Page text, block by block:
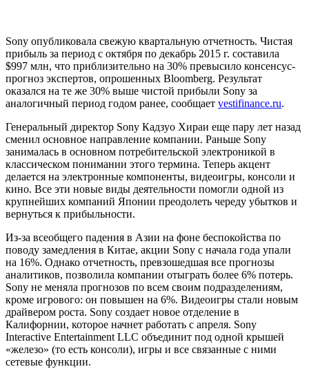
Sony опубликовала свежую квартальную отчетность. Чистая
прибыль за период с октября по декабрь 2015 г. составила
$997 млн, что приблизительно на 30% превысило консенсус-
прогноз экспертов, опрошенных Bloomberg. Результат
оказался на те же 30% выше чистой прибыли Sony за
аналогичный период годом ранее, сообщает vestifinance.ru.
Генеральный директор Sony Кадзуо Хираи еще пару лет назад
сменил основное направление компании. Раньше Sony
занималась в основном потребительской электроникой в
классическом понимании этого термина. Теперь акцент
делается на электронные компоненты, видеоигры, консоли и
кино. Все эти новые виды деятельности помогли одной из
крупнейших компаний Японии преодолеть череду убытков и
вернуться к прибыльности.
Из-за всеобщего падения в Азии на фоне беспокойства по
поводу замедления в Китае, акции Sony с начала года упали
на 16%. Однако отчетность, превзошедшая все прогнозы
аналитиков, позволила компании отыграть более 6% потерь.
Sony не меняла прогнозов по всем своим подразделениям,
кроме игрового: он повышен на 6%. Видеоигры стали новым
драйвером роста. Sony создает новое отделение в
Калифорнии, которое начнет работать с апреля. Sony
Interactive Entertainment LLC объединит под одной крышей
«железо» (то есть консоли), игры и все связанные с ними
сетевые функции.